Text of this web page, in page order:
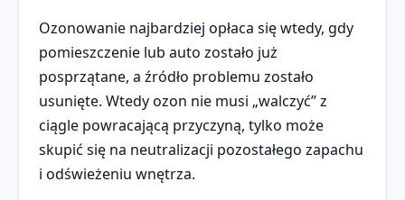
Ozonowanie najbardziej opłaca się wtedy, gdy
pomieszczenie lub auto zostało już
posprzątane, a źródło problemu zostało
usunięte. Wtedy ozon nie musi „walczyć” z
ciągle powracającą przyczyną, tylko może
skupić się na neutralizacji pozostałego zapachu
i odświeżeniu wnętrza.